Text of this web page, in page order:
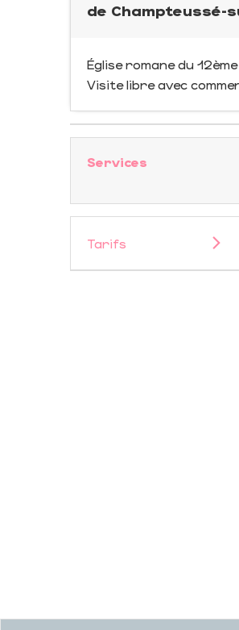
de Champteussé-
Église romane du
Visite libre avec
Services
Tarifs